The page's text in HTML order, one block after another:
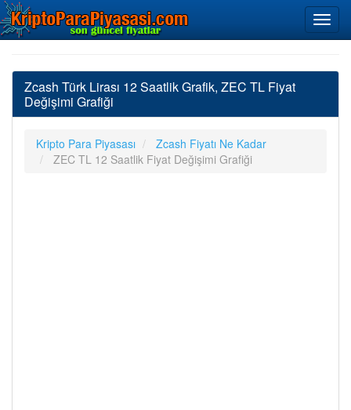
Zcash Türk Lirası 12 Saatlik Grafik, ZEC TL Fiyat
Değişimi Grafiği
Kripto Para Piyasası
Zcash Fiyatı Ne Kadar
ZEC TL 12 Saatlik Fiyat Değişimi Grafiği